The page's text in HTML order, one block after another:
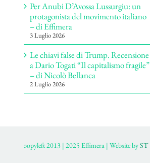
Per Anubi D’Avossa Lussurgiu: un
protagonista del movimento italiano
– di Effimera
3 Luglio 2026
Le chiavi false di Trump. Recensione
a Dario Togati “Il capitalismo fragile”
– di Nicolò Bellanca
2 Luglio 2026
ɔopyleft 2013 | 2025 Effimera | Website byST